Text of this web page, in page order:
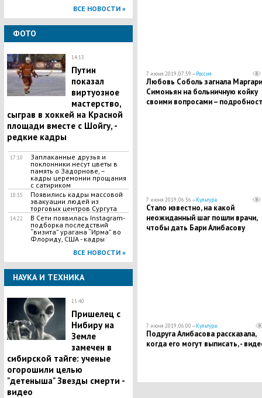
ВСЕ НОВОСТИ »
ФОТО
14:13
Путин
показал
виртуозное
мастерство,
сыграв в хоккей на Красной
площади вместе с Шойгу, -
редкие кадры
17:10
Заплаканные друзья и
поклонники несут цветы в
память о Задорнове, –
кадры церемонии прощания
с сатириком
18:35
Появились кадры массовой
эвакуации людей из
торговых центров Сургута
14:22
В Сети появилась Іnstagram-
подборка последствий
“визита” урагана “Ирма” во
Флориду, США - кадры
ВСЕ НОВОСТИ »
НАУКА И ТЕХНИКА
15:40
Пришелец с
Нибиру на
Земле
замечен в
сибирской тайге: ученые
огорошили целью
"детеныша" Звезды смерти -
видео
7 июня 2019, 07:59 —Россия
Любовь Соболь загнала
Симоньян на больничную койку
своими вопросами –
7 июня 2019, 06:56 —Культура
Стало известно, на какой
неожиданный шаг пошли врачи,
чтобы дать Бари Алибасову
7 июня 2019, 06:00 —Культура
Подруга Алибасова рассказала,
когда его могут выписать, -